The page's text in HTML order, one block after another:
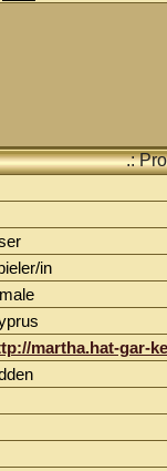
.:
in
martha.hat-gar-